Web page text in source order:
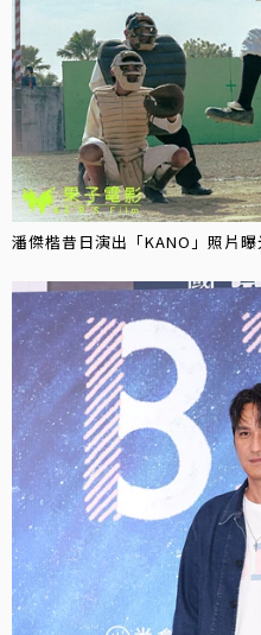
潘傑楷昔日演出「KANO」照片